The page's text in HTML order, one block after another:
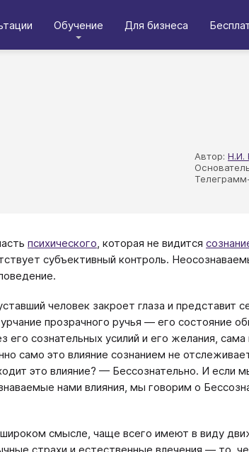
Обучение Для бизнеса
Автор: Н.И.
психического, которая не видится
субъективный контроль.
человек закроет глаза и представит
прозрачного ручья — его состояние
его сознательных усилий и его желания,
само это влияние сознанием не
это влияние? — Бессознательно. И если
нами влияния, мы говорим о
широком смысле, чаще всего имеют в виду
страхи и естественные влечения — то,